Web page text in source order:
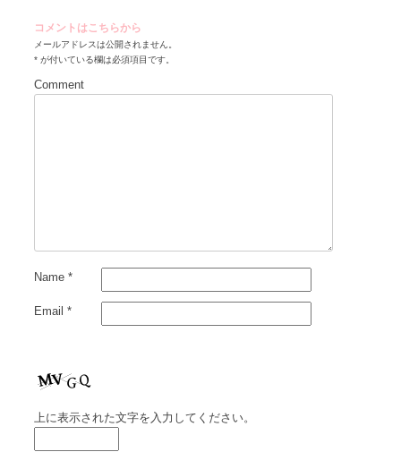
ー
シ
ョ
コメントはこちらから
メールアドレスは公開されません。
* が付いている欄は必須項目です。
Comment
Name*
Email*
上に表示された文字を入力してください。